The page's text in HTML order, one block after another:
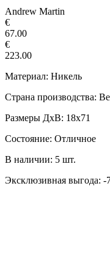
Andrew Martin
€
67.00
€
223.00
Материал: Никель
Страна производства:
Размеры ДxВ: 18х71
Состояние: Отличное
В наличии: 5 шт.
Эксклюзивная выгода: -